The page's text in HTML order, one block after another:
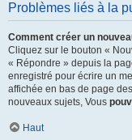
Problèmes liés à la
Comment créer un
Cliquez sur le bouton «
« Répondre » depuis la
enregistré pour écrire un
affichée en bas de page
nouveaux sujets, Vous
Haut